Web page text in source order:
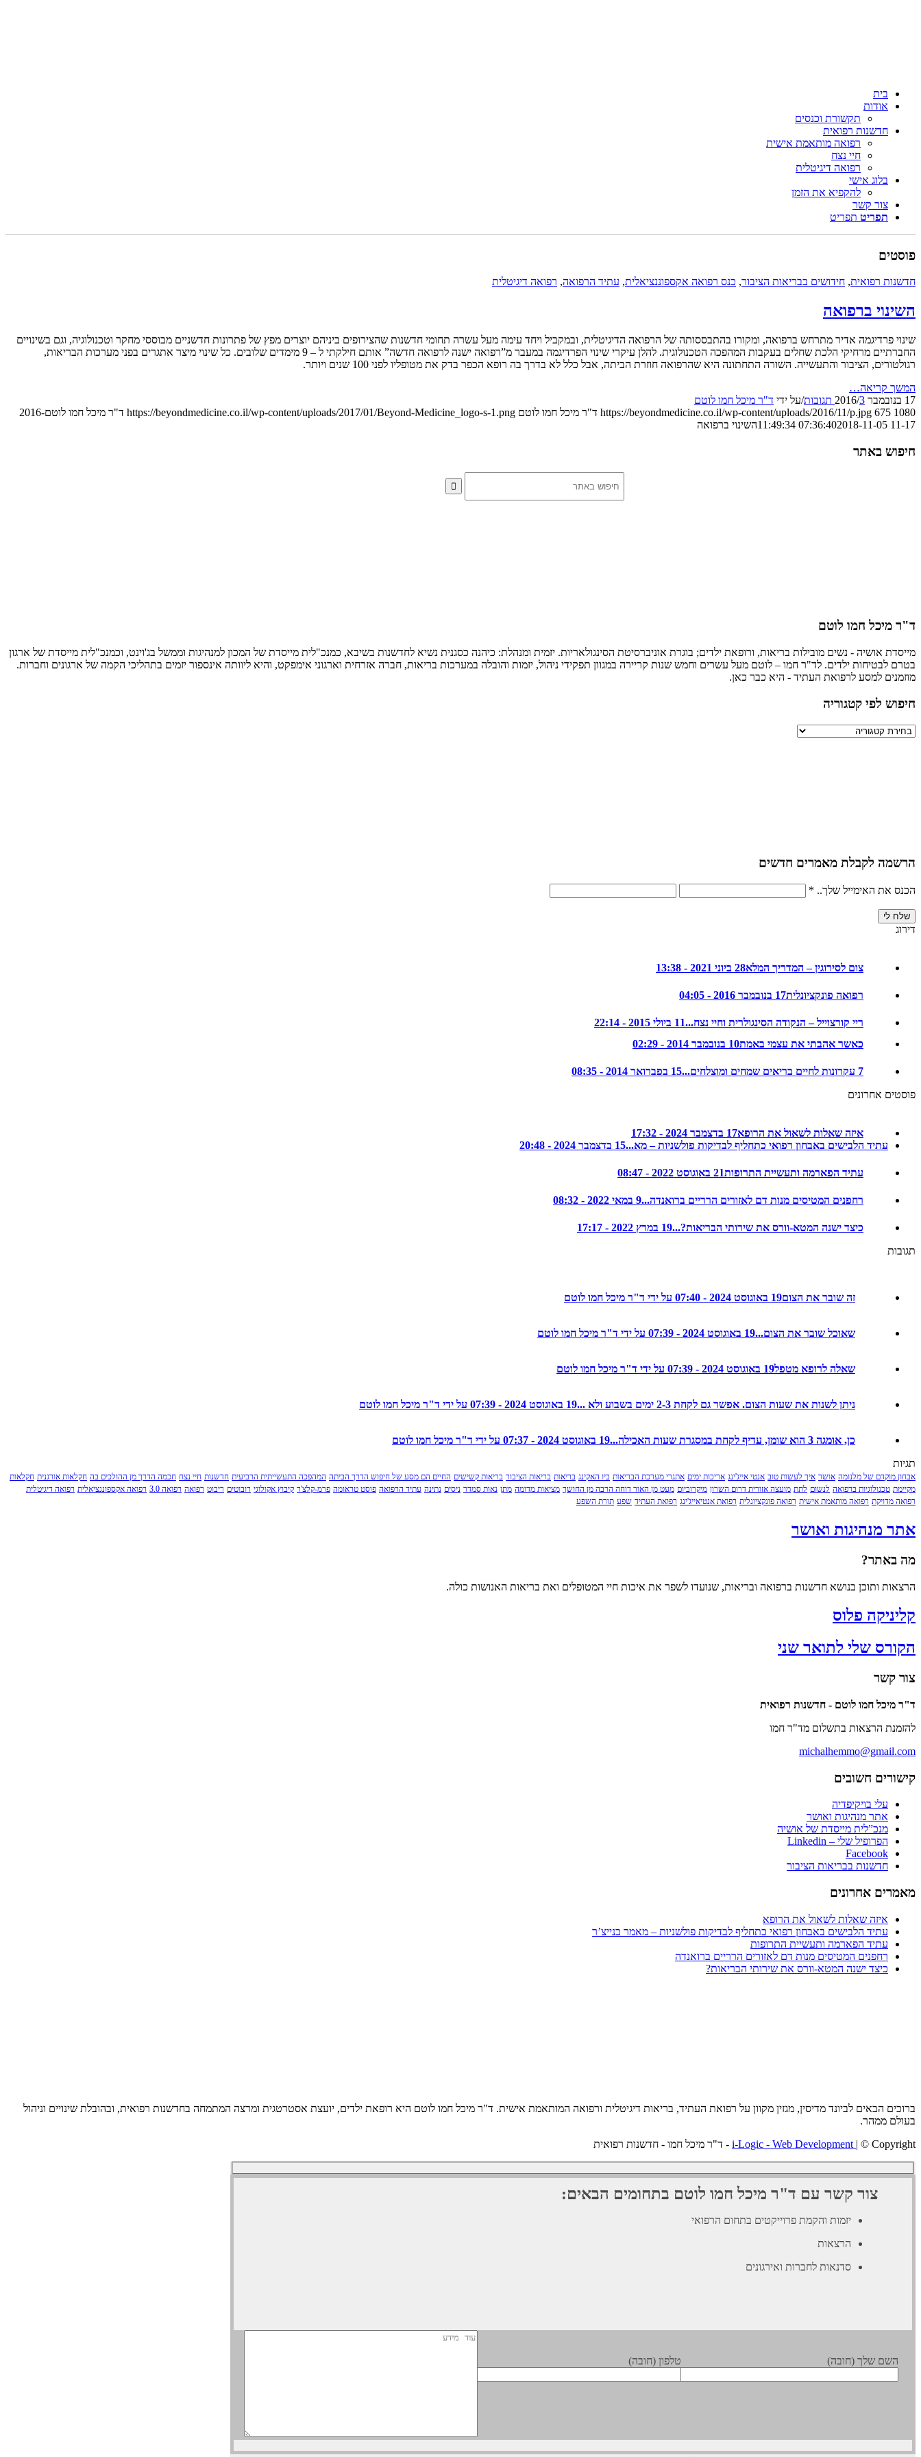
בית
אודות
תקשורת וכנסים
חדשנות רפואית
רפואה מותאמת אישית
חיי נצח
רפואה דיגיטלית
בלוג אישי
להקפיא את הזמן
צור קשר
תפריט תפריט
פוסטים
חדשנות רפואית, חידושים בבריאות הציבור, כנס רפואה אקספוננציאלית, עתיד הרפואה, רפואה דיגיטלית
השינוי ברפואה
שינוי פרדיגמה אדיר מתרחש ברפואה, ומקורו בהתבססותה של הרפואה הדיגיטלית, ובמקביל ויחד עימה מעל עשרה תחומי חדשנות שהצירופים ביניהם יוצרים מפץ של פתרונות חדשניים מבוססי מחקר וטכנולוגיה, וגם בשינויים
החברתיים מרחיקי הלכת שחלים בעקבות המהפכה הטכנולוגית. להלן עיקרי שינוי הפרדיגמה במעבר מ”רפואה ישנה לרפואה חדשה” אותם חילקתי ל – 9 מימדים שלובים. כל שינוי מיצר אתגרים בפני מערכות הבריאות,
רגולטורים, הציבור והתעשייה. השורה התחתונה היא שהרפואה חוזרת הביתה, אבל כלל לא בדרך בה רופא הכפר בדק את מטופליו לפני 100 שנים ויותר.
המשך קריאה…
17 בנובמבר 2016
/3 תגובות /על ידי ד"ר מיכל חמו לוטם
https://beyondmedicine.co.il/wp-content/uploads/2016/11/p.jpg 675 1080 ד"ר מיכל חמו לוטם https://beyondmedicine.co.il/wp-content/uploads/2017/01/Beyond-Medicine_logo-s-1.png ד"ר מיכל חמו לוטם2016-
11-17 07:36:40
2018-11-05 11:49:34 השינוי ברפואה
חיפוש באתר
ד"ר מיכל חמו לוטם
מייסדת אושיה - נשים מובילות בריאות, ורופאת ילדים; בוגרת אוניברסיטת הסינגולאריות. יזמית ומנהלת: כיהנה כסגנית נשיא לחדשנות בשיבא, כמנכ"לית מייסדת של המכון למנהיגות וממשל בג'וינט, וכמנכ"לית מייסדת של ארגון
בטרם לבטיחות ילדים. לד"ר חמו – לוטם מעל עשרים וחמש שנות קריירה במגוון תפקידי ניהול, יזמות והובלה במערכות בריאות, חברה אזרחית וארגוני אימפקט, והיא ליוותה אינספור יזמים בתהליכי הקמה של ארגונים וחברות.
מוזמנים למסע לרפואת העתיד - היא כבר כאן.
חיפוש לפי קטגוריה
חיפוש
הרשמה לקבלת מאמרים חדשים
הכנס את האימייל שלך.. *
דירוג
צום לסירוגין – המדריך המלא28 ביוני 2021 - 13:38
רפואה פונקציונלית17 בנובמבר 2016 - 04:05
ריי קורצוייל – הנקודה הסינגולרית וחיי נצח...11 ביולי 2015 - 22:14
כאשר אהבתי את עצמי באמת10 בנובמבר 2014 - 02:29
7 עקרונות לחיים בריאים שמחים ומוצלחים...
15 בפברואר 2014 - 08:35
פוסטים אחרונים
איזה שאלות לשאול את הרופא17 בדצמבר 2024 - 17:32
עתיד הלבישים באבחון רפואי כתחליף לבדיקות פולשניות – מא...15 בדצמבר 2024 - 20:48
עתיד הפארמה ותעשיית התרופות21 באוגוסט 2022 - 08:47
רחפנים המטיסים מנות דם לאזורים הרריים ברואנדה...9 במאי 2022 - 08:32
כיצד ישנה המטא-וורס את שירותי הבריאות?...19 במרץ 2022 - 17:17
תגובות
זה שובר את הצום19 באוגוסט 2024 - 07:40 על ידי ד"ר מיכל חמו לוטם
שאוכל שובר את הצום...19 באוגוסט 2024 - 07:39 על ידי ד"ר מיכל חמו לוטם
שאלה לרופא מטפל19 באוגוסט 2024 - 07:39 על ידי ד"ר מיכל חמו לוטם
ניתן לשנות את שעות הצום. אפשר גם לקחת 2-3 ימים בשבוע ולא ... 19 באוגוסט 2024 - 07:39 על ידי ד"ר מיכל חמו לוטם
כן, אומגה 3 הוא שומן, עדיף לקחת במסגרת שעות האכילה...
19 באוגוסט 2024 - 07:37 על ידי ד"ר מיכל חמו לוטם
תגיות
אבחון מוקדם של מלנומה אושר איך לעשות טוב אנטי אייג'ינג אריכות ימים אתגרי מערכת הבריאות ביו האקינג בריאות בריאות הציבור בריאות קשישים החיים הם מסע של חיפוש הדרך הביתה המהפכה התעשייתית הרביעית חדשנות חיי נצח חכמה הדרך מן ההולכים בה חקלאות אורגנית חקלאות
מקיימת טכנולוגיות ברפואה לנשום לתת מועצה אזורית דרום השרון מיקרוביום מעט מן האור דוחה הרבה מן החושך מציאות מדומה מתן נאות סמדר ניסים נתינה עתיד הרפואה פוסט טראומה פרמ-קלצ'ר קיבוץ אקולוגי רובוטים ריבוט רפואה רפואה 3.0 רפואה אקספוננציאלית רפואה דיגיטלית
רפואה מדויקת רפואה מותאמת אישית רפואה פונקציונלית רפואת אנטיאייג'ינג רפואת העתיד שפע תורת השפע
אתר מנהיגות ואושר
מה באתר?
הרצאות ותוכן בנושא חדשנות ברפואה ובריאות, שנועדו לשפר את איכות חיי המטופלים ואת בריאות האנושות כולה.
קליניקה פלוס
הקורס שלי לתואר שני
צור קשר
ד"ר מיכל חמו לוטם - חדשנות רפואית
להזמנת הרצאות בתשלום מד"ר חמו
michalhemmo@gmail.com
קישורים חשובים
עלי בויקיפדיה
אתר מנהיגות ואושר
מנכ”לית מייסדת של אושיה
הפרופיל שלי – Linkedin
Facebook
חדשנות בבריאות הציבור
מאמרים אחרונים
איזה שאלות לשאול את הרופא
עתיד הלבישים באבחון רפואי כתחליף לבדיקות פולשניות – מאמר בנייצ’ר
עתיד הפארמה ותעשיית התרופות
רחפנים המטיסים מנות דם לאזורים הרריים ברואנדה
כיצד ישנה המטא-וורס את שירותי הבריאות?
ברוכים הבאים לביונד מדיסין, מגזין מקוון על רפואת העתיד, בריאות דיגיטלית ורפואה המותאמת אישית. ד"ר מיכל חמו לוטם היא רופאת ילדים, יועצת אסטרטגית ומרצה המתמחה בחדשנות רפואית, ובהובלת שינויים וניהול
בעולם ממהר.
i-Logic - Web Development | © Copyright - ד"ר מיכל חמו - חדשנות רפואית
צור קשר עם ד"ר מיכל חמו לוטם בתחומים הבאים:
יזמות והקמת פרוייקטים בתחום הרפואי
הרצאות
סדנאות לחברות ואירגונים
השם שלך (חובה) טלפון (חובה)